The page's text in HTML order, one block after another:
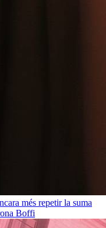
més repetir la suma
Boffi